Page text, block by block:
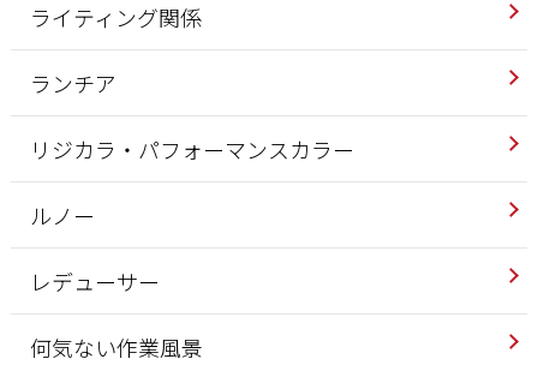
ライティング関係
ランチア
リジカラ・パフォーマンスカラー
ルノー
レデューサー
何気ない作業風景